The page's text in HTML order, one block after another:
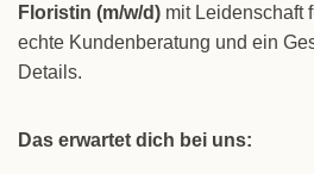
Floristin (m/w/d) mit Leidenschaft
echte Kundenberatung und ein
Details.
Das erwartet dich bei uns: